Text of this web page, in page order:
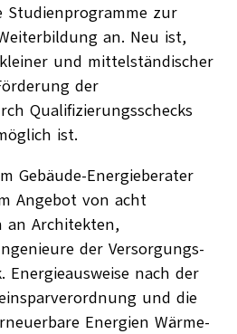
Studienprogramme zur
an. Neu ist,
und mittelständischer
der
Qualifizierungsschecks
ist.
Gebäude-Energieberater
Angebot von acht
an Architekten,
der Versorgungs-
Energieausweise nach der
und die
Energien Wärme-